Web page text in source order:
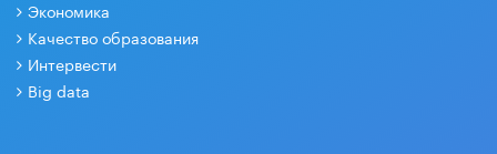
Экономика
Качество образования
Интервести
Big data